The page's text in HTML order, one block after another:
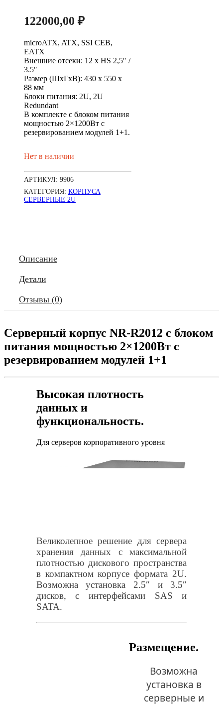
122000,00 ₽
microATX, ATX, SSI CEB,
EATX
Внешние отсеки: 12 x HS 2,5″ /
3.5″
Размер (ШхГхВ): 430 x 550 x
88 мм
Блоки питания: 2U, 2U
Redundant
В комплекте с блоком питания
мощностью 2×1200Вт с
резервированием модулей 1+1.
Нет в наличии
АРТИКУЛ: 9906
КАТЕГОРИЯ: КОРПУСА
СЕРВЕРНЫЕ 2U
Описание
Детали
Отзывы (0)
Серверный корпус NR-R2012 c блоком
питания мощностью 2×1200Вт с
резервированием модулей 1+1
Высокая плотность
данных и
функциональность.
Для серверов корпоративного уровня
Великолепное решение для сервера
хранения данных с максимальной
плотностью дискового пространства
в компактном корпусе формата 2U.
Возможна установка 2.5″ и 3.5″
дисков, с интерфейсами SAS и
SATA.
Размещение.
Возможна
установка в
серверные и